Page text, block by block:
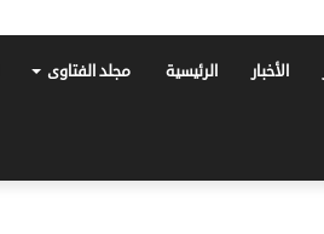
الأخبار الرئيسية مجلد الفتاوى